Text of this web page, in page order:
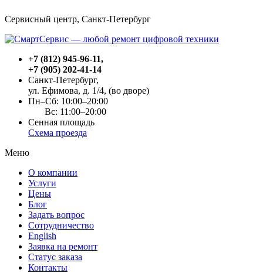
Сервисный центр, Cанкт-Петербург
+7 (812) 945-96-11,
+7 (905) 202-41-14
Санкт-Петербург,
ул. Ефимова, д. 1/4, (во дворе)
Пн–Сб: 10:00–20:00
Вс: 11:00–20:00
Сенная площадь
Схема проезда
Меню
О компании
Услуги
Цены
Блог
Задать вопрос
Сотрудничество
English
Заявка на ремонт
Статус заказа
Контакты